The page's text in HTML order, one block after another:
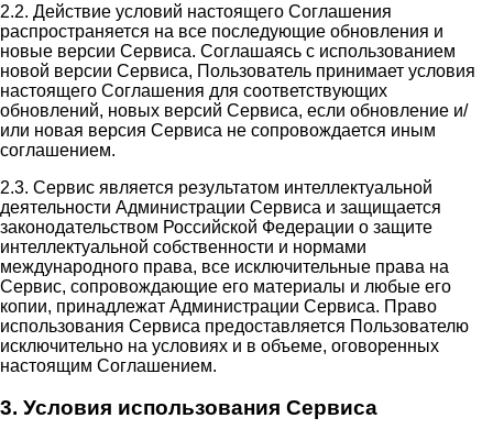
2.2. Действие условий настоящего Соглашения
распространяется на все последующие обновления и
новые версии Сервиса. Соглашаясь с использованием
новой версии Сервиса, Пользователь принимает условия
настоящего Соглашения для соответствующих
обновлений, новых версий Сервиса, если обновление и/
или новая версия Сервиса не сопровождается иным
соглашением.
2.3. Сервис является результатом интеллектуальной
деятельности Администрации Сервиса и защищается
законодательством Российской Федерации о защите
интеллектуальной собственности и нормами
международного права, все исключительные права на
Сервис, сопровождающие его материалы и любые его
копии, принадлежат Администрации Сервиса. Право
использования Сервиса предоставляется Пользователю
исключительно на условиях и в объеме, оговоренных
настоящим Соглашением.
3. Условия использования Сервиса